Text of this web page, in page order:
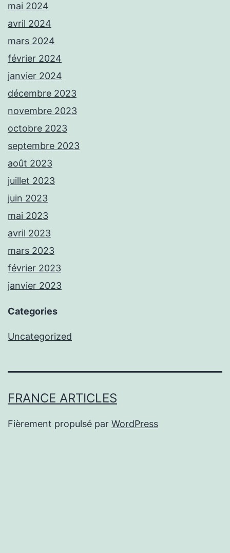
mai 2024
avril 2024
mars 2024
février 2024
janvier 2024
décembre 2023
novembre 2023
octobre 2023
septembre 2023
août 2023
juillet 2023
juin 2023
mai 2023
avril 2023
mars 2023
février 2023
janvier 2023
Categories
Uncategorized
FRANCE ARTICLES
Fièrement propulsé par WordPress